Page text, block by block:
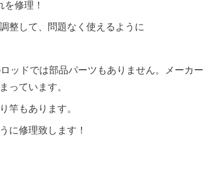
を修理！
整して、問題なく使えるように
ッドでは部品パーツもありません。メーカー
っています。
竿もあります。
に修理致します！